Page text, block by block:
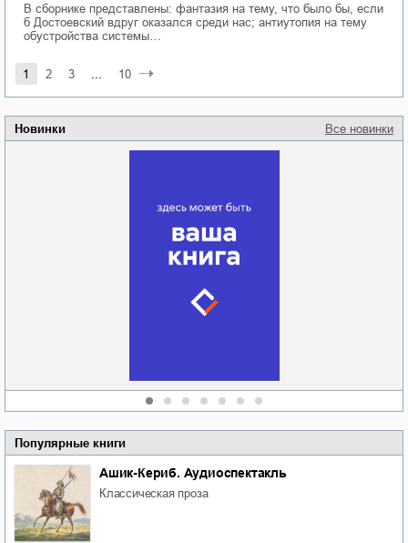
Новинки Все новинки
Популярные книги
Ашик-Кериб. Аудиоспектакль
классическая проза
В сборнике представлены: фантазия на тему, что было бы, если
б Достоевский вдруг оказался среди нас; антиутопия на тему
обустройства системы…
1 2 3 10